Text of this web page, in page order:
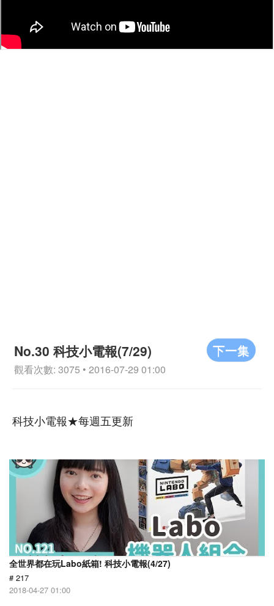
下一集
No.30 科技小電報(7/29)
觀看次數: 3075 • 2016-07-29 01:00
科技小電報★每週五更新
全世界都在玩Labo紙箱! 科技小電報(4/27)
# 217
2018-04-27 01:00